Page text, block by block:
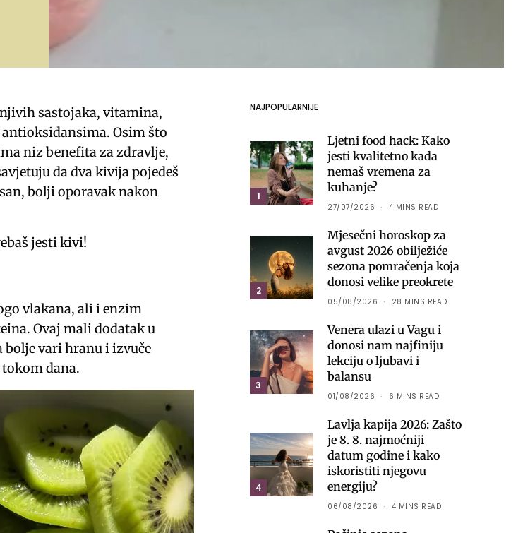
sastojaka, vitamina,
Osim što
niz benefita za zdravlje,
da dva kivija pojedeš
bolji oporavak nakon
jesti kivi!
vlakana, ali i enzim
Ovaj mali dodatak u
bolje vari hranu i izvuče
dana.
NAJPOPULARNIJE
1
Ljetni food hack: Kako
jesti kvalitetno kada
nemaš vremena za
kuhanje?
27/07/2026 4 MINS READ
2
Mjesečni horoskop za
avgust 2026 obilježiće
sezona pomračenja koja
donosi velike preokrete
05/08/2026 28 MINS READ
3
Venera ulazi u Vagu i
donosi nam najfiniju
lekciju o ljubavi i
balansu
01/08/2026 6 MINS READ
4
Lavlja kapija 2026: Zašto
je 8. 8. najmoćniji
datum godine i kako
iskoristiti njegovu
energiju?
06/08/2026 4 MINS READ